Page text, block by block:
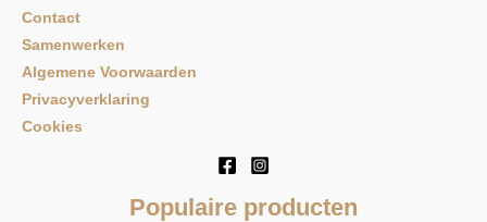
Contact
Samenwerken
Algemene Voorwaarden
Privacyverklaring
Cookies
Populaire producten